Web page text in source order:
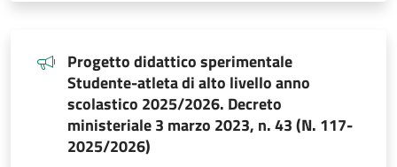
Progetto didattico sperimentale
Studente-atleta di alto livello anno
scolastico 2025/2026. Decreto
ministeriale 3 marzo 2023, n. 43 (N. 117-
2025/2026)